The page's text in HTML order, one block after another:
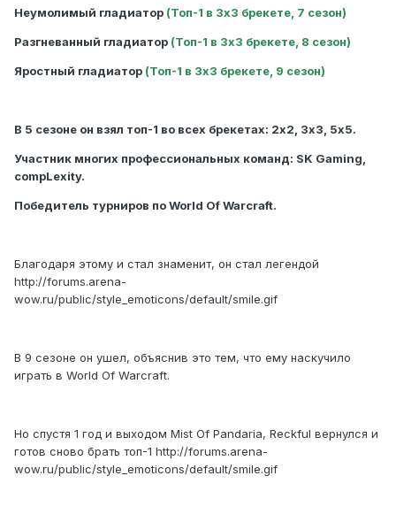
Неумолимый гладиатор (Топ-1 в 3х3 брекете, 7 сезон)
Разгневанный гладиатор (Топ-1 в 3х3 брекете, 8 сезон)
Яростный гладиатор (Топ-1 в 3х3 брекете, 9 сезон)
В 5 сезоне он взял топ-1 во всех брекетах: 2х2, 3х3, 5х5.
Участник многих профессиональных команд: SK Gaming,
compLexity.
Победитель турниров по World Of Warcraft.
Благодаря этому и стал знаменит, он стал легендой
http://forums.arena-
wow.ru/public/style_emoticons/default/smile.gif
В 9 сезоне он ушел, объяснив это тем, что ему наскучило
играть в World Of Warcraft.
Но спустя 1 год и выходом Mist Of Pandaria, Reckful вернулся и
готов сново брать топ-1 http://forums.arena-
wow.ru/public/style_emoticons/default/smile.gif